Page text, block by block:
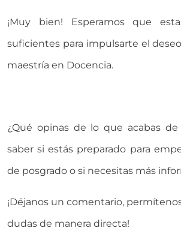
¡Muy bien! Esperamos que
suficientes para impulsarte el
maestría en Docencia.
¿Qué opinas de lo que acabas de
saber si estás preparado para
de posgrado o si necesitas más
¡Déjanos un comentario,
dudas de manera directa!